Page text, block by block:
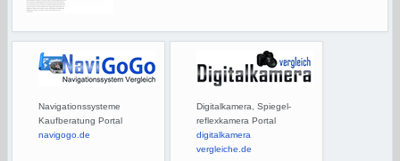
Navigationssysteme
Kaufberatung Portal
navigogo.de
Digitalkamera, Spiegel-
reflexkamera Portal
digitalkamera
vergleiche.de